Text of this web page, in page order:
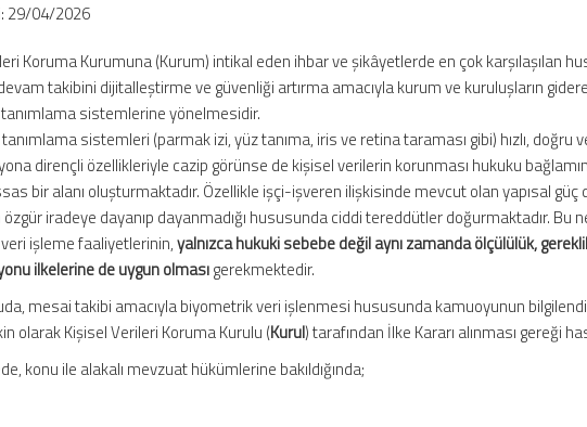
29/04/2026
Koruma Kurumuna (Kurum) intikal eden ihbar ve şikâyetlerde en çok karşılaşılan
takibini dijitalleştirme ve güvenliği artırma amacıyla kurum ve kuruluşların
sistemlerine yönelmesidir.
sistemleri (parmak izi, yüz tanıma, iris ve retina taraması gibi) hızlı, doğru
dirençli özellikleriyle cazip görünse de kişisel verilerin korunması hukuku
bir alanı oluşturmaktadır. Özellikle işçi-işveren ilişkisinde mevcut olan yapısal güç
özgür iradeye dayanıp dayanmadığı hususunda ciddi tereddütler doğurmaktadır. Bu
işleme faaliyetlerinin,yalnızca hukuki sebebe değil aynı zamanda ölçülülük,
ilkelerine de uygun olmasıgerekmektedir.
mesai takibi amacıyla biyometrik veri işlenmesi hususunda kamuoyunun
olarak Kişisel Verileri Koruma Kurulu (Kurul) tarafından İlke Kararı alınması gereği
konu ile alakalı mevzuat hükümlerine bakıldığında;